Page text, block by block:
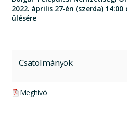
2022. április 27-én (szerda)
ülésére
Csatolmányok
pdf csatolmány:
Meghívó